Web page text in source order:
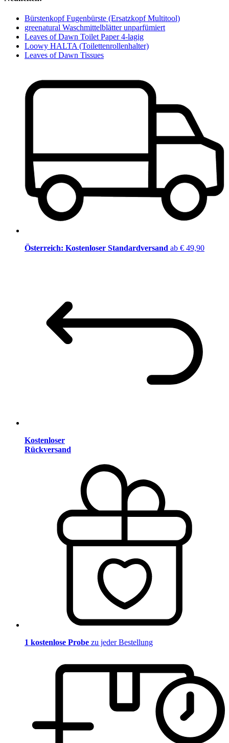
Bürstenkopf Fugenbürste (Ersatzkopf Multitool)
greenatural Waschmittelblätter unparfümiert
Leaves of Dawn Toilet Paper 4-lagig
Loowy HALTA (Toilettenrollenhalter)
Leaves of Dawn Tissues
Österreich: Kostenloser Standardversand ab € 49,90
Kostenloser
Rückversand
1 kostenlose Probe zu jeder Bestellung